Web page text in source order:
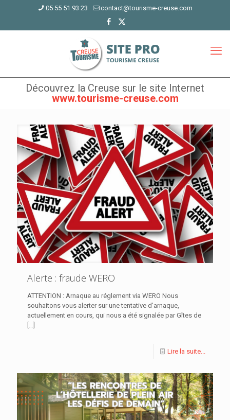
05 55 51 93 23 contact@tourisme-creuse.com
Découvrez la Creuse sur le site Internet
www.tourisme-creuse.com
Alerte : fraude WERO
ATTENTION : Arnaque au réglement via WERO Nous
souhaitons vous alerter sur une tentative d’arnaque,
actuellement en cours, qui nous a été signalée par Gîtes de
[…]
Lire la suite...